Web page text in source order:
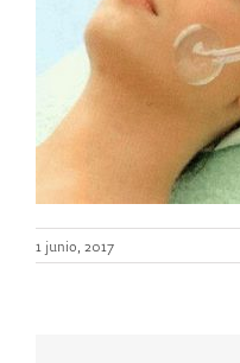
1 junio, 2017